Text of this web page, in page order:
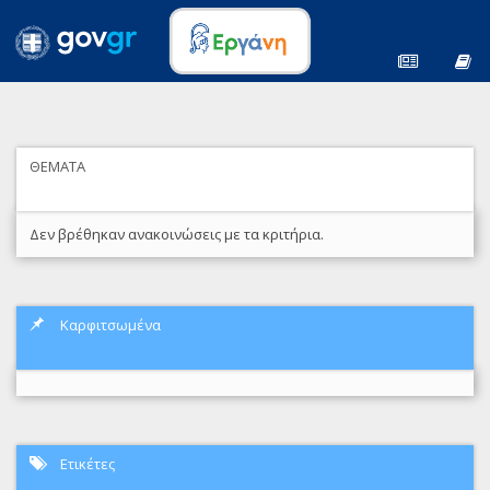
ΘΕΜΑΤΑ
Δεν βρέθηκαν ανακοινώσεις με τα κριτήρια.
Καρφιτσωμένα
Ετικέτες